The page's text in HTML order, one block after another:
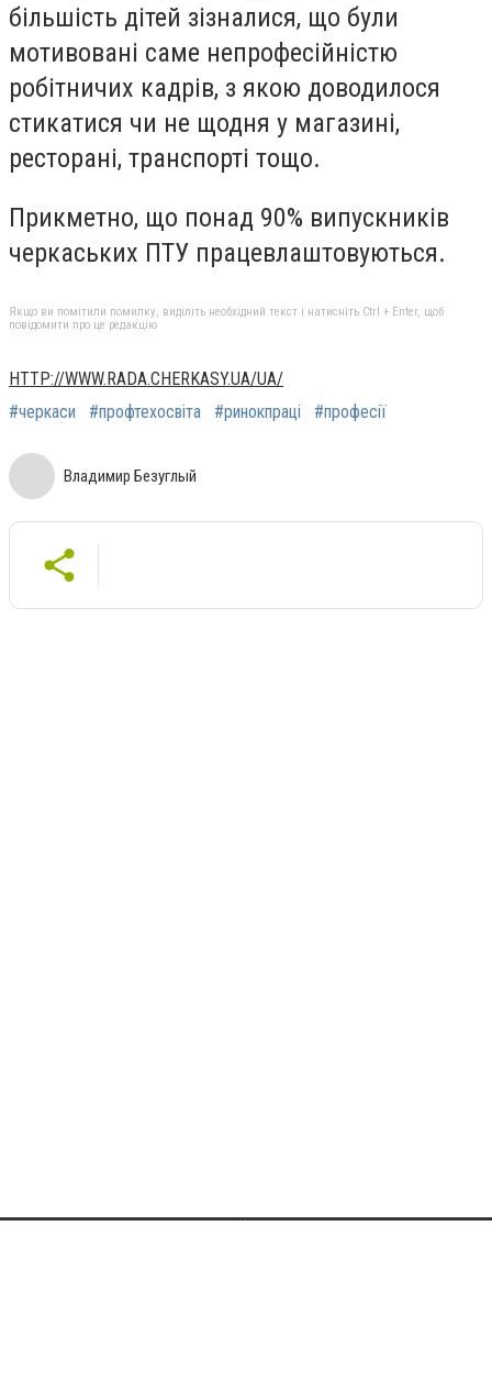
більшість дітей зізналися, що були
мотивовані саме непрофесійністю
робітничих кадрів, з якою доводилося
стикатися чи не щодня у магазині,
ресторані, транспорті тощо.
Прикметно, що понад 90% випускників
черкаських ПТУ працевлаштовуються.
Якщо ви помітили помилку, виділіть необхідний текст і натисніть Ctrl + Enter, щоб
повідомити про це редакцію
HTTP://WWW.RADA.CHERKASY.UA/UA/
#черкаси
#профтехосвіта #ринокпраці #професії
Владимир Безуглый